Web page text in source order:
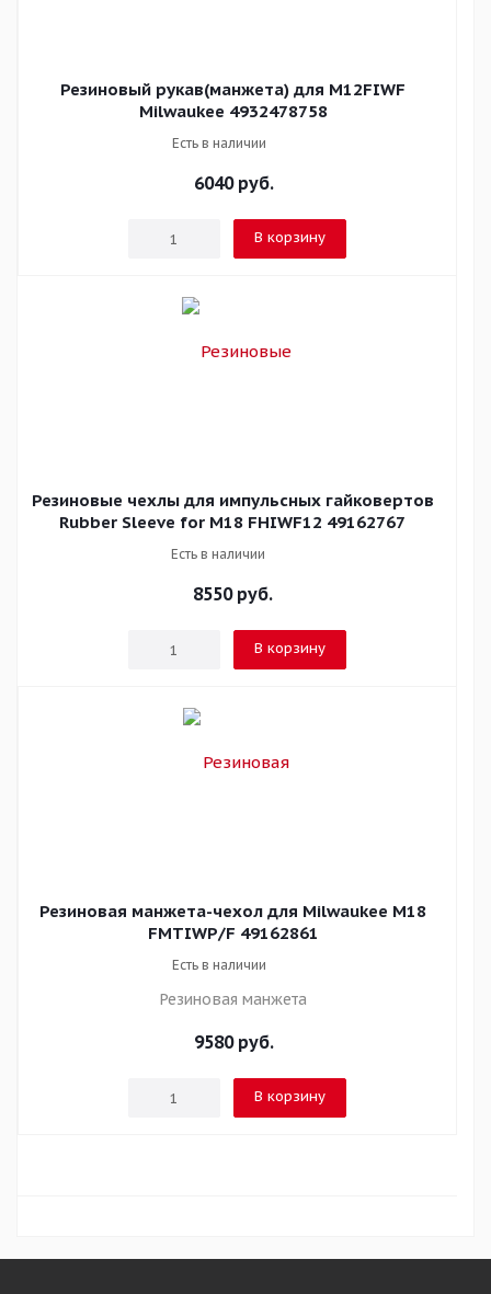
Резиновый рукав(манжета) для M12FIWF
Milwaukee 4932478758
Есть в наличии
6040руб.
В корзину
Резиновые чехлы для импульсных гайковертов
Rubber Sleeve for M18 FHIWF12 49162767
Есть в наличии
8550руб.
В корзину
Резиновая манжета-чехол для Milwaukee M18
FMTIWP/F 49162861
Есть в наличии
Резиновая манжета
9580руб.
В корзину